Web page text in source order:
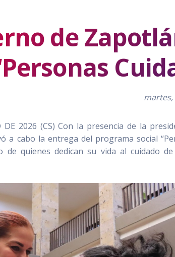
de
martes,
DE 2026 (CS) Con la presencia de la
a cabo la entrega del programa social
de quienes dedican su vida al cuidado